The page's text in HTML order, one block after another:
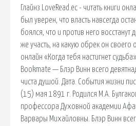
Глайнз LoveRead.ec - читать книги
был уверен, что власть навсегда
боялся, что и против него восстанут
же участь, на какую обрек он своего
онлайн «Когда тебя настигнет
Bookmate — Блэр Винн всего
чиста душой. Дата. События жизни
(15) мая 1891 г. Родился М.А.
профессора Духовной академии
Варвары Михайловны. Блэр Винн